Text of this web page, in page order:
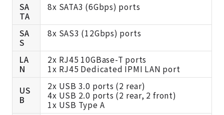
SA
TA
8x SATA3 (6Gbps) ports
SA
S
8x SAS3 (12Gbps) ports
LA
N
2x RJ45 10GBase-T ports
1x RJ45 Dedicated IPMI LAN port
US
B
2x USB 3.0 ports (2 rear)
4x USB 2.0 ports (2 rear, 2 front)
1x USB Type A